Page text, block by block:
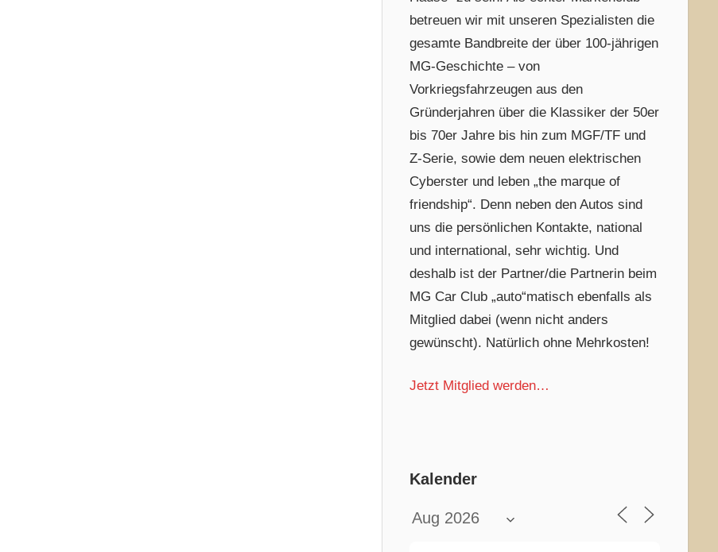
betreuen wir mit unseren Spezialisten die
gesamte Bandbreite der über 100-jährigen
MG-Geschichte – von
Vorkriegsfahrzeugen aus den
Gründerjahren über die Klassiker der 50er
bis 70er Jahre bis hin zum MGF/TF und
Z-Serie, sowie dem neuen elektrischen
Cyberster und leben „the marque of
friendship“. Denn neben den Autos sind
uns die persönlichen Kontakte, national
und international, sehr wichtig. Und
deshalb ist der Partner/die Partnerin beim
MG Car Club „auto“matisch ebenfalls als
Mitglied dabei (wenn nicht anders
gewünscht). Natürlich ohne Mehrkosten!
Jetzt Mitglied werden…
Kalender